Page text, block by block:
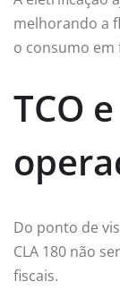
melhorando a
o consumo em
TCO
Do ponto de
CLA 180 não
fiscais.